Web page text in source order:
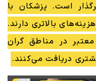
است. پزشکان با
بالاتری دارند.
در مناطق گران
دریافت می‌کنند.